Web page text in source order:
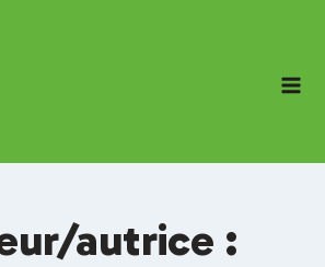
autrice :